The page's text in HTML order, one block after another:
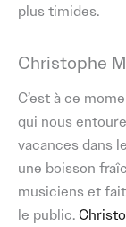
plus timides.
Christophe
C’est à ce
qui nous
vacances dans
une boisson
musiciens et
le public.